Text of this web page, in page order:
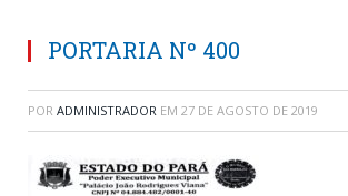
PORTARIA Nº 400
POR ADMINISTRADOR EM 27 DE AGOSTO DE 2019